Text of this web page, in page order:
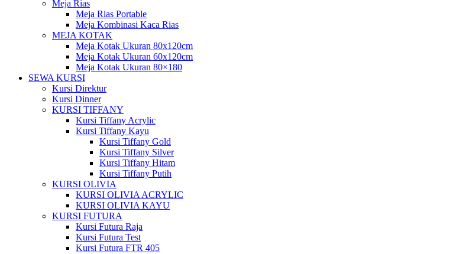
Meja Rias
Meja Rias Portable
Meja Kombinasi Kaca Rias
MEJA KOTAK
Meja Kotak Ukuran 80x120cm
Meja Kotak Ukuran 60x120cm
Meja Kotak Ukuran 80×180
SEWA KURSI
Kursi Direktur
Kursi Dinner
KURSI TIFFANY
Kursi Tiffany Acrylic
Kursi Tiffany Kayu
Kursi Tiffany Gold
Kursi Tiffany Silver
Kursi Tiffany Hitam
Kursi Tiffany Putih
KURSI OLIVIA
KURSI OLIVIA ACRYLIC
KURSI OLIVIA KAYU
KURSI FUTURA
Kursi Futura Raja
Kursi Futura Test
Kursi Futura FTR 405